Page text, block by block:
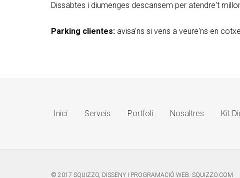
Dissabtes i diumenges descansem per atendre't
Parking clientes: avisa'ns si vens a veure'ns en
Inici Serveis Portfoli Nosaltres Kit
© 2017 SQUIZZO, DISSENY I PROGRAMACIÓ WEB. SQUIZZO.COM